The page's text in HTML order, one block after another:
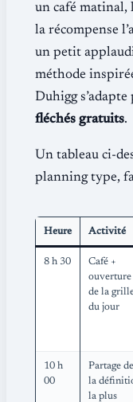
un café matinal,
la récompense
un petit
méthode
Duhigg
fléchés gratuits.
Un tableau ci-
planning type,
Heure Activité
8 h 30
Café +
ouverture
de la
du jour
10 h
00
Partage de
la
la plus